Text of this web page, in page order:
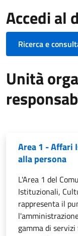
Accedi al
Ricerca e
Unità
Area 1 - Affari
alla persona
L'Area 1 del
Istituzionali,
rappresenta il
gamma di